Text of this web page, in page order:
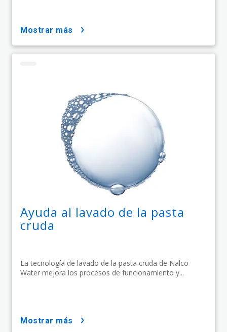
mostrar más
Ayuda al lavado de la pasta
cruda
La tecnología de lavado de la pasta cruda de Nalco
Water mejora los procesos de funcionamiento y...
mostrar más